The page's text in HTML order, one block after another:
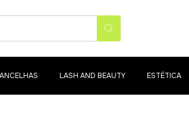
LASH AND BEAUTY ESTÉTICA